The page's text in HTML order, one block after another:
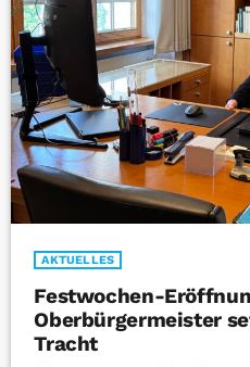
AKTUELLES
Festwochen-
Oberbürgermeister
Tracht